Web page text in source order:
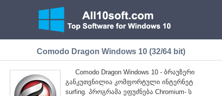
Comodo Dragon Windows 10 (32/64 bit)
Comodo Dragon Windows 10 - ბრაუზერი
განკუთვნილია კომფორტული ინტერნეტ
surfing. პროგრამა ეფუძნება Chromium- ს